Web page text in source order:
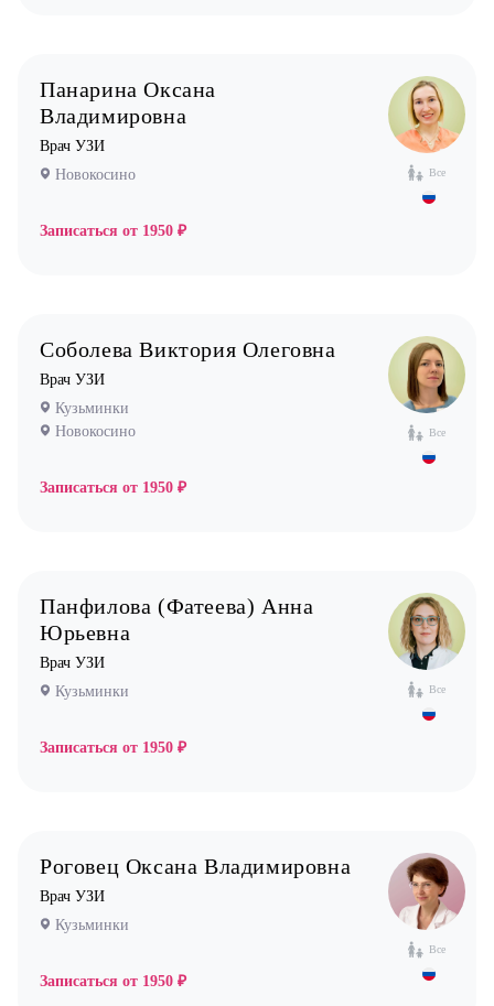
Все
Панарина Оксана
Владимировна
Врач УЗИ
Новокосино
Записаться от 1950 ₽
Все
Соболева Виктория Олеговна
Врач УЗИ
Кузьминки
Новокосино
Записаться от 1950 ₽
Все
Панфилова (Фатеева) Анна
Юрьевна
Врач УЗИ
Кузьминки
Записаться от 1950 ₽
Все
Роговец Оксана Владимировна
Врач УЗИ
Кузьминки
Записаться от 1950 ₽